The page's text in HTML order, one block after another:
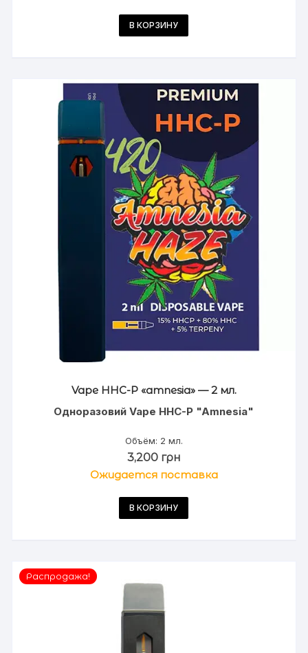
В КОРЗИНУ
Vape HHС-P «amnesia» — 2 мл.
Одноразовий Vape HHC-P "Amnesia"
Объём: 2 мл.
3,200 грн
Ожидается поставка
В КОРЗИНУ
Распродажа!